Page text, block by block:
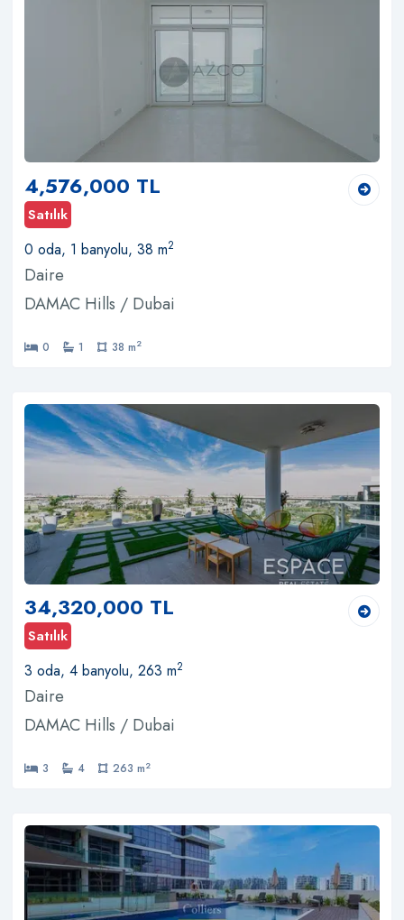
4,576,000 TL
Satılık
0 oda, 1 banyolu, 38 m2
Daire
DAMAC Hills / Dubai
0 1 38 m2
34,320,000 TL
Satılık
3 oda, 4 banyolu, 263 m2
Daire
DAMAC Hills / Dubai
3 4 263 m2